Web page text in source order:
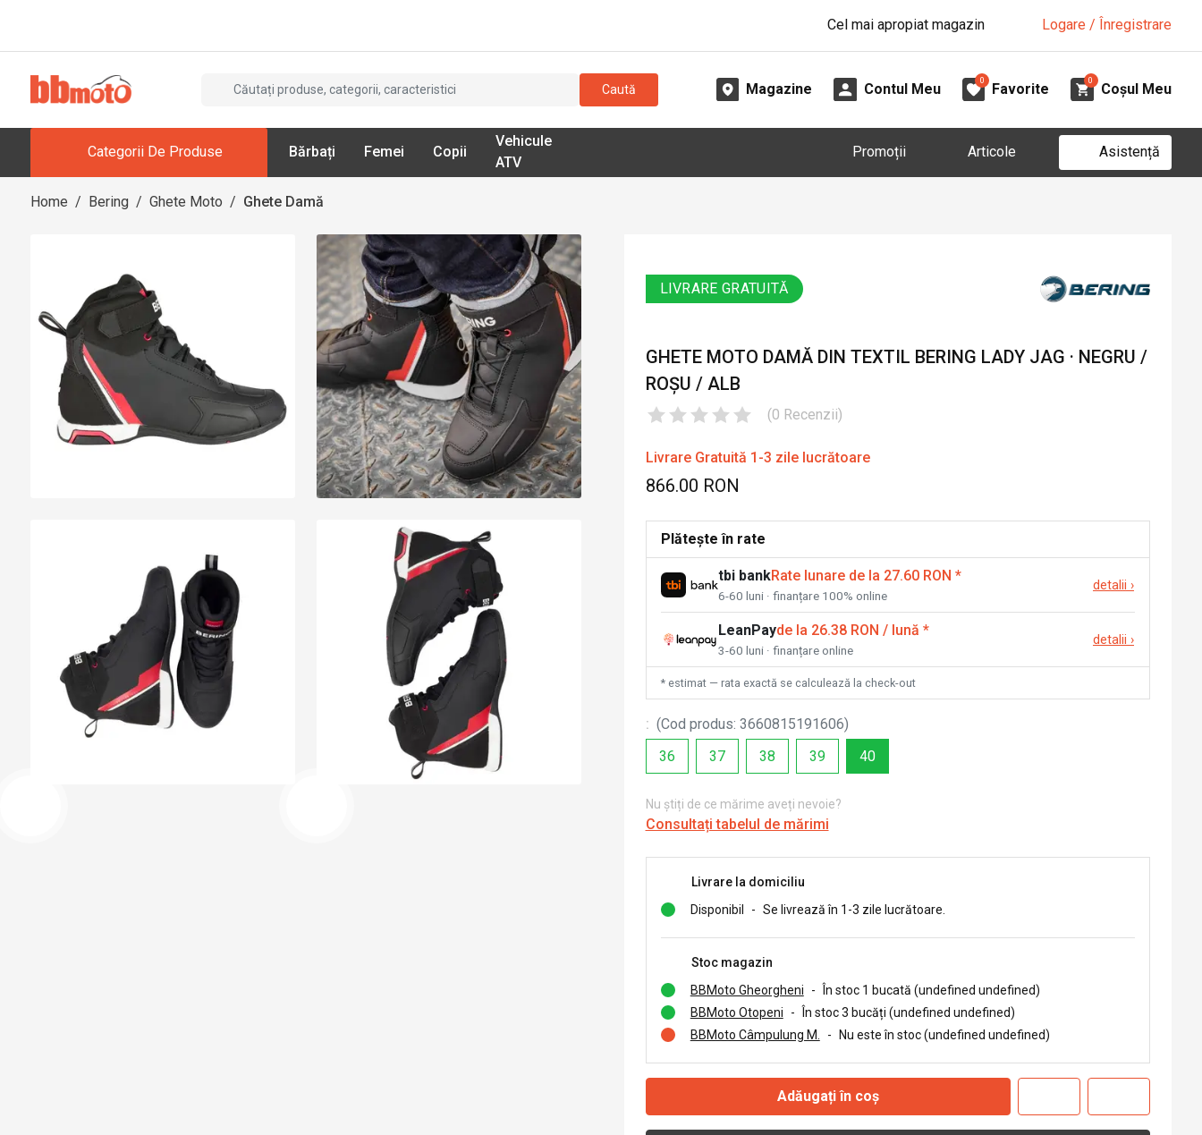
Cel mai apropiat magazin Logare / Înregistrare
Caută Magazine Contul Meu
0
Favorite
0
Coșul Meu
Categorii De Produse Bărbați Femei Copii
Vehicule
ATV
Promoții Articole Asistență
Home / Bering / Ghete Moto / Ghete Damă
LIVRARE GRATUITĂ
GHETE MOTO DAMĂ DIN TEXTIL BERING LADY JAG · NEGRU /
ROȘU / ALB
(0 Recenzii)
Livrare Gratuită 1-3 zile lucrătoare
866.00 RON
Plătește în rate
tbi bankRate lunare de la 27.60 RON *
6-60 luni · finanțare 100% online
detalii ›
LeanPayde la 26.38 RON / lună *
3-60 luni · finanțare online
detalii ›
* estimat — rata exactă se calculează la check-out
: (Cod produs: 3660815191606)
36
37 38 39 40
Nu știți de ce mărime aveți nevoie?
Consultați tabelul de mărimi
Livrare la domiciliu
Disponibil
- Se livrează în 1-3 zile lucrătoare.
Stoc magazin
BBMoto Gheorgheni
-
În stoc 1 bucată (undefined undefined)
BBMoto Otopeni
-
În stoc 3 bucăți (undefined undefined)
BBMoto Câmpulung M.
- Nu este în stoc (undefined undefined)
Adăugați în coș